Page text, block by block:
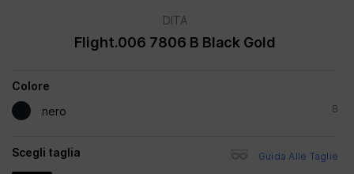
DITA
Flight.006 7806 B Black Gold
Colore
nero
B
Scegli taglia Guida Alle Taglie